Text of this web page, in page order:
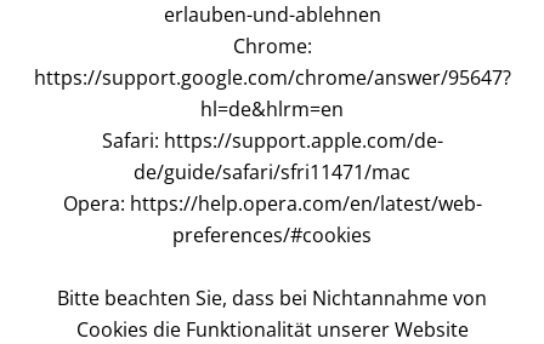
erlauben-und-ablehnen
Chrome:
https://support.google.com/chrome/answer/95647?
hl=de&hlrm=en
Safari: https://support.apple.com/de-
de/guide/safari/sfri11471/mac
Opera: https://help.opera.com/en/latest/web-
preferences/#cookies
Bitte beachten Sie, dass bei Nichtannahme von
Cookies die Funktionalität unserer Website